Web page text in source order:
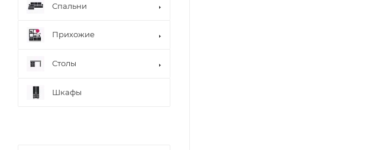
Спальни
Прихожие
Столы
Шкафы